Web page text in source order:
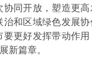
同开放，塑造更
和区域绿色发展
更好发挥带动作
新篇章。